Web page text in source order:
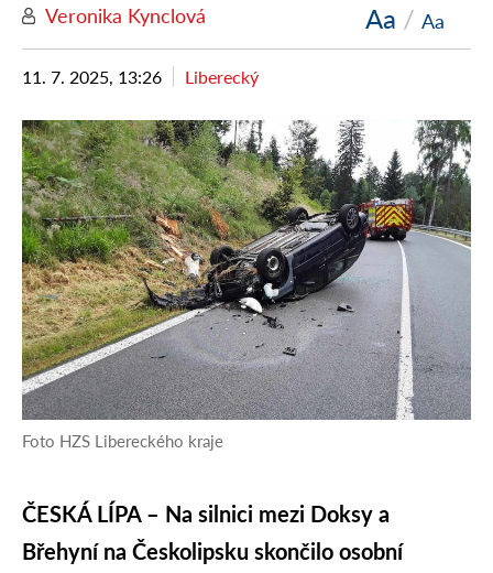
Veronika Kynclová Aa / Aa
11. 7. 2025, 13:26 Liberecký
Foto HZS Libereckého kraje
ČESKÁ LÍPA – Na silnici mezi Doksy a
Břehyní na Českolipsku skončilo osobní